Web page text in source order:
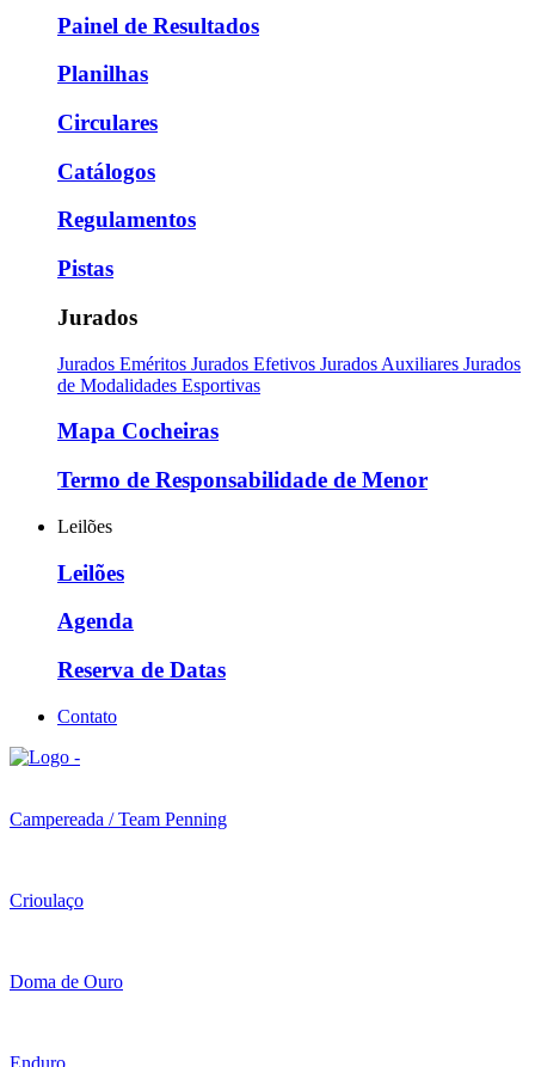
Painel de Resultados
Planilhas
Circulares
Catálogos
Regulamentos
Pistas
Jurados
Jurados Eméritos Jurados Efetivos Jurados Auxiliares Jurados
de Modalidades Esportivas
Mapa Cocheiras
Termo de Responsabilidade de Menor
Leilões
Leilões
Agenda
Reserva de Datas
Contato
Campereada / Team Penning
Crioulaço
Doma de Ouro
Enduro